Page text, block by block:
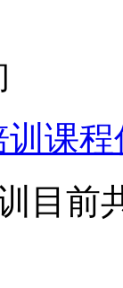
训课程
目前